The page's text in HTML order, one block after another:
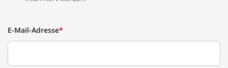
E-Mail-Adresse*